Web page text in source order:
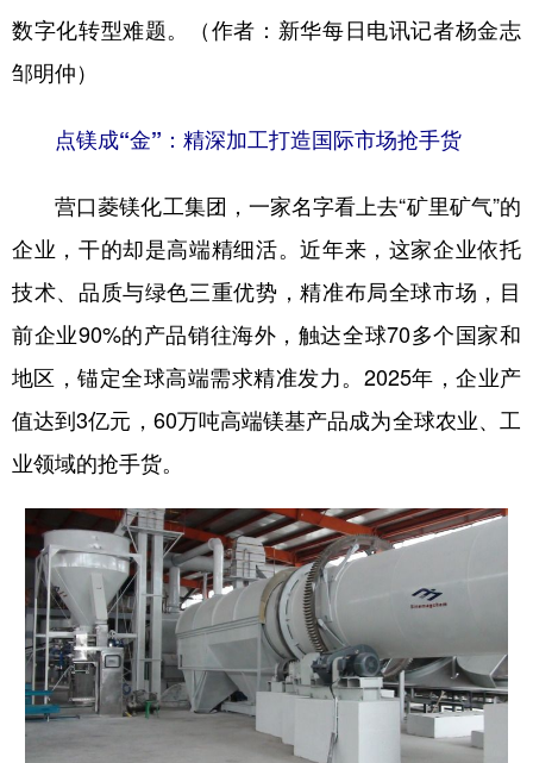
数字化转型难题。（作者：新华每日电讯记者杨金志
邹明仲）
点镁成“金”：精深加工打造国际市场抢手货
营口菱镁化工集团，一家名字看上去“矿里矿气”的
企业，干的却是高端精细活。近年来，这家企业依托
技术、品质与绿色三重优势，精准布局全球市场，目
前企业90%的产品销往海外，触达全球70多个国家和
地区，锚定全球高端需求精准发力。2025年，企业产
值达到3亿元，60万吨高端镁基产品成为全球农业、工
业领域的抢手货。